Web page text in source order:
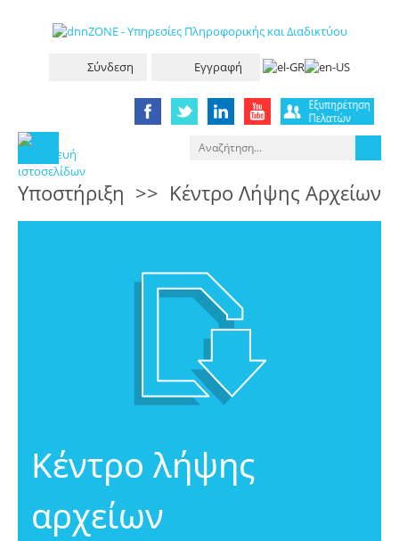
Σύνδεση Εγγραφή
Υπoστήριξη >> Κέντρο Λήψης Αρχείων
Κέντρο λήψης
αρχείων